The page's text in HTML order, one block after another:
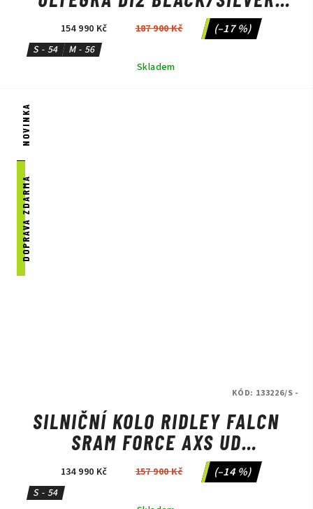
NEON
154 990 Kč 187 900 Kč (–17 %)
S - 54
M - 56
Skladem
NOVINKA
DOPRAVA ZDARMA
SILNIČNÍ KOLO RIDLEY FALCN
SRAM FORCE AXS UD
CARBON/CANDY RED
METALLIC/SILVER
134 990 Kč 157 900 Kč (–14 %)
S - 54
KÓD: 133226/S -